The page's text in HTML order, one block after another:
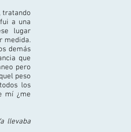
tratando
a una
lugar
medida.
demás
que
pero
peso
los
mí ¿me
llevaba